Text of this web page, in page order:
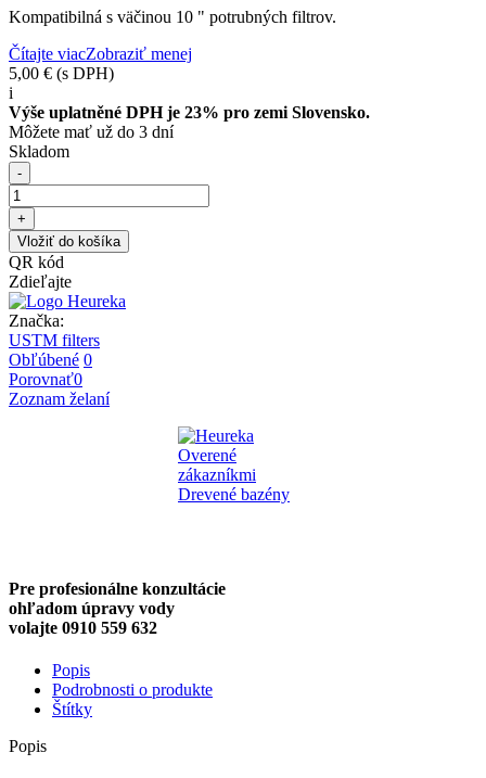
Kompatibilná s väčinou 10 " potrubných filtrov.
Čítajte viacZobraziť menej
5,00 € (s DPH)
i
Výše uplatněné DPH je 23% pro zemi Slovensko.
Môžete mať už do 3 dní
Skladom
-
+
Vložiť do košíka
QR kód
Zdieľajte
Značka:
USTM filters
Obľúbené 0
Porovnať0
Zoznam želaní
Pre profesionálne konzultácie
ohľadom úpravy vody
volajte 0910 559 632
Popis
Podrobnosti o produkte
Štítky
Popis